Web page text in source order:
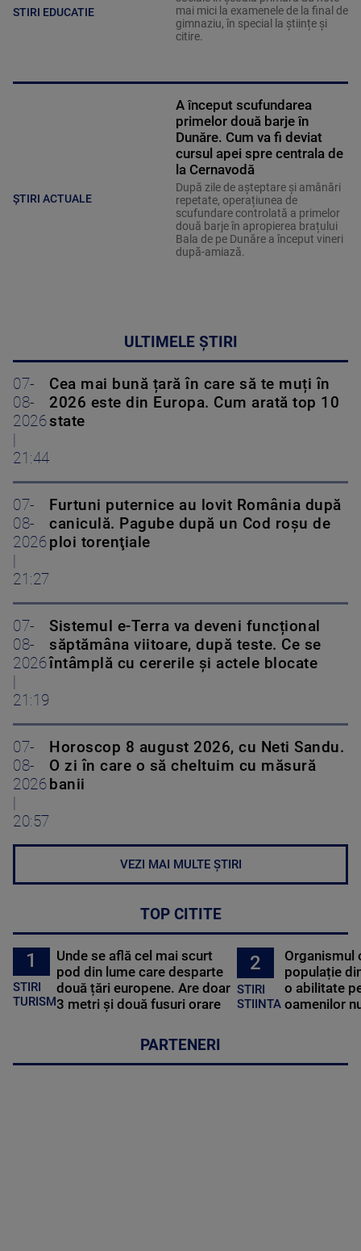
STIRI EDUCATIE
mai mici la examenele de la final de
gimnaziu, în special la științe și
citire.
ȘTIRI ACTUALE
A început scufundarea
primelor două barje în
Dunăre. Cum va fi deviat
cursul apei spre centrala de
la Cernavodă
După zile de așteptare și amânări
repetate, operațiunea de
scufundare controlată a primelor
două barje în apropierea brațului
Bala de pe Dunăre a început vineri
după-amiază.
ULTIMELE ȘTIRI
07-
08-
2026
21:44
Cea mai bună țară în care să te muți în
2026 este din Europa. Cum arată top 10
state
07-
08-
2026
21:27
Furtuni puternice au lovit România după
caniculă. Pagube după un Cod roşu de
ploi torenţiale
07-
08-
2026
21:19
Sistemul e-Terra va deveni funcțional
săptămâna viitoare, după teste. Ce se
întâmplă cu cererile și actele blocate
07-
08-
2026
20:57
Horoscop 8 august 2026, cu Neti Sandu.
O zi în care o să cheltuim cu măsură
banii
VEZI MAI MULTE ȘTIRI
TOP CITITE
1
STIRI
TURISM
Unde se află cel mai scurt
pod din lume care desparte
două țări europene. Are doar
3 metri și două fusuri orare
2
STIRI
STIINTA
Organismul
populație
o abilitate
oamenilor
PARTENERI